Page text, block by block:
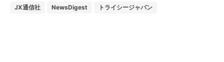
JX通信社 NewsDigest トライシージャパン